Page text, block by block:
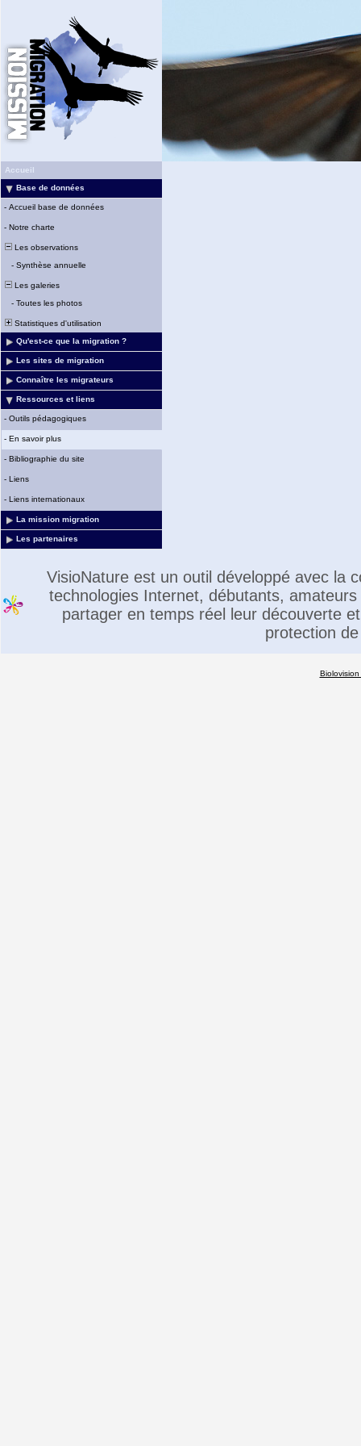
Accueil
Base de données
- Accueil base de données
- Notre charte
Les observations
- Synthèse annuelle
Les galeries
- Toutes les photos
Statistiques d'utilisation
Qu'est-ce que la migration ?
Les sites de migration
Connaître les migrateurs
Ressources et liens
- Outils pédagogiques
- En savoir plus
- Bibliographie du site
- Liens
- Liens internationaux
La mission migration
Les partenaires
VisioNature est un outil développé avec la
technologies Internet, débutants,
partager en temps réel leur découverte
protection
Biolovision